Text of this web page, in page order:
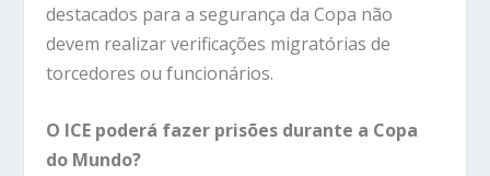
destacados para a segurança da Copa não
devem realizar verificações migratórias de
torcedores ou funcionários.
O ICE poderá fazer prisões durante a Copa
do Mundo?